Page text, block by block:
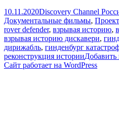
Опубликовано
10.11.2020Автор
Discovery Channel
Документальные фильмы,
rover defender, взрывая историю,
взрывая историю дискавери,
дирижабль, гинденбург
реконструкция историиДобавить
Сайт работает на WordPress